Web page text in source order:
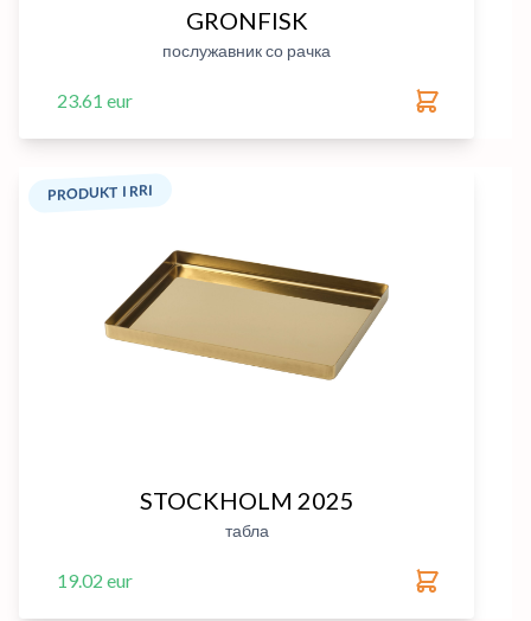
GRONFISK
послужавник со рачка
23.61 eur
PRODUKT I RRI
STOCKHOLM 2025
табла
19.02 eur